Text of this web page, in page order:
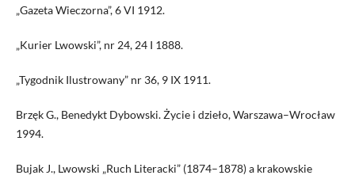
„Gazeta Wieczorna”, 6 VI 1912.
„Kurier Lwowski”, nr 24, 24 I 1888.
„Tygodnik Ilustrowany” nr 36, 9 IX 1911.
Brzęk G., Benedykt Dybowski. Życie i dzieło, Warszawa–Wrocław
1994.
Bujak J., Lwowski „Ruch Literacki” (1874–1878) a krakowskie